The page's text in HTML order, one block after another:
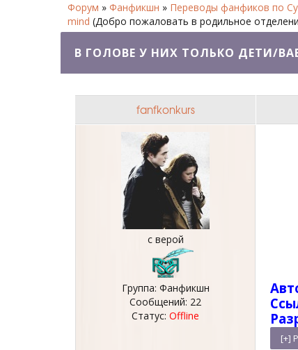
Форум » Фанфикшн » Переводы фанфиков по
mind (Добро пожаловать в родильное
В ГОЛОВЕ У НИХ ТОЛЬКО ДЕТИ/
fanfkonkurs
с верой
Группа: Фанфикшн
Сообщений: 22
Статус: Offline